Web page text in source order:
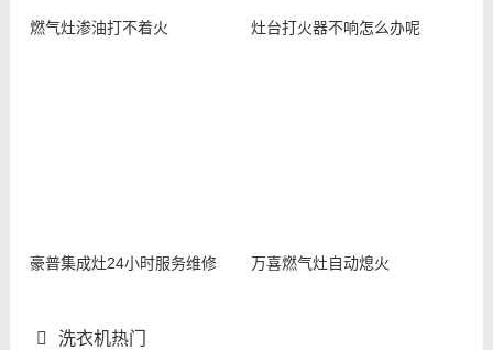
燃气灶渗油打不着火 灶台打火器不响怎么办呢
豪普集成灶24小时服务维修 万喜燃气灶自动熄火
洗衣机热门